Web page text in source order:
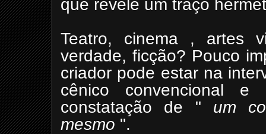
que revele um traço
Teatro, cinema , artes
verdade, ficção? Pouco
criador pode estar na
cênico convencional
constatação de " um
mesmo ".